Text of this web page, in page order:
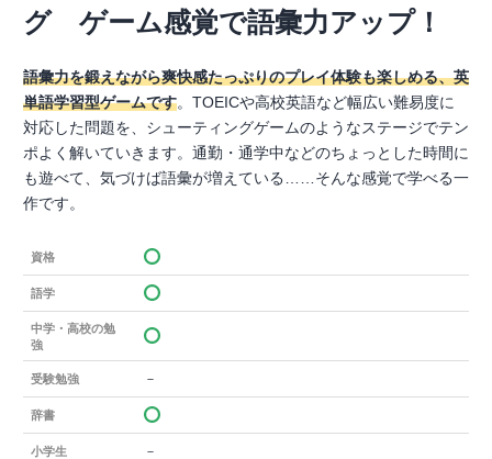
グ ゲーム感覚で語彙力アップ！
語彙力を鍛えながら爽快感たっぷりのプレイ体験も楽しめる、英
単語学習型ゲームです。TOEICや高校英語など幅広い難易度に
対応した問題を、シューティングゲームのようなステージでテン
ポよく解いていきます。通勤・通学中などのちょっとした時間に
も遊べて、気づけば語彙が増えている……そんな感覚で学べる一
作です。
資格
語学
中学・高校の勉
強
受験勉強 －
辞書
小学生 －